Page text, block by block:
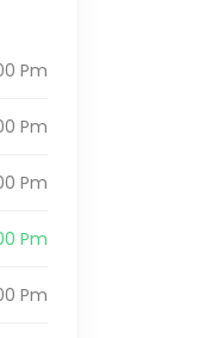
Pm
Pm
Pm
Pm
Pm